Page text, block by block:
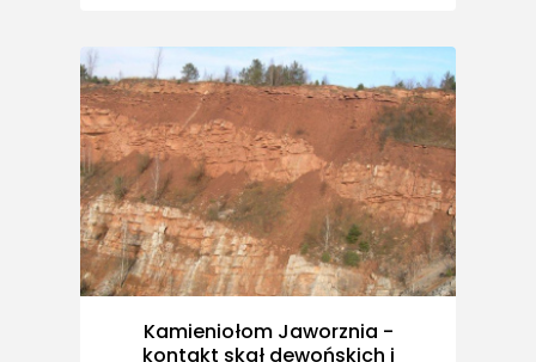
Kamieniołom Jaworznia -
kontakt skał dewońskich i